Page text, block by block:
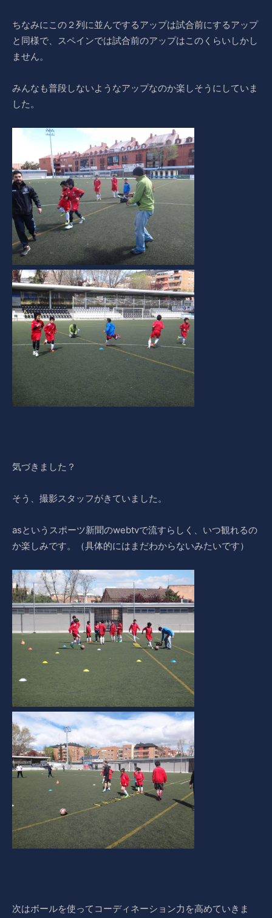
ちなみにこの２列に並んでするアップは試合前にするアップ
と同様で、スペインでは試合前のアップはこのくらいしかし
ません。
みんなも普段しないようなアップなのか楽しそうにしていま
した。
気づきました？
そう、撮影スタッフがきていました。
asというスポーツ新聞のwebtvで流すらしく、いつ観れるの
か楽しみです。（具体的にはまだわからないみたいです）
次はボールを使ってコーディネーション力を高めていきま